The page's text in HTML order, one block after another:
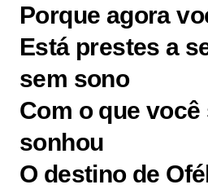
Porque agora
Está prestes a
sem sono
Com o que você
sonhou
O destino de